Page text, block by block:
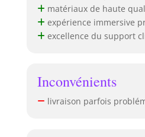
matériaux de haute
expérience immersive
excellence du support
Inconvénients
livraison parfois